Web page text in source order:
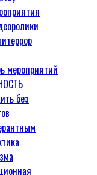
мероприятий
без